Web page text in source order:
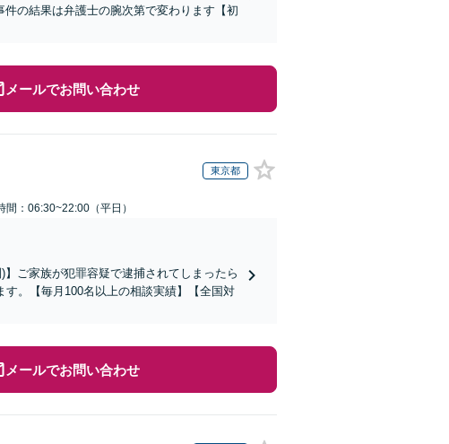
の結果は弁護士の腕次第で変わります【初
メールでお問い合わせ
東京都
間：06:30~22:00（平日）
ご家族が犯罪容疑で逮捕されてしまったら
。【毎月100名以上の相談実績】【全国対
メールでお問い合わせ